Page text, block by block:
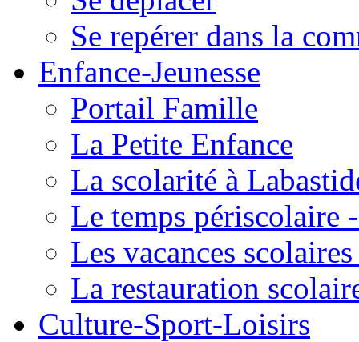
Se repérer dans la
Enfance-Jeunesse
Portail Famille
La Petite Enfance
La scolarité à
Le temps périscolaire
Les vacances
La restauration
Culture-Sport-Loisirs